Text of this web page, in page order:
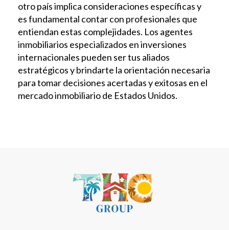
otro país implica consideraciones específicas y
es fundamental contar con profesionales que
entiendan estas complejidades. Los agentes
inmobiliarios especializados en inversiones
internacionales pueden ser tus aliados
estratégicos y brindarte la orientación necesaria
para tomar decisiones acertadas y exitosas en el
mercado inmobiliario de Estados Unidos.